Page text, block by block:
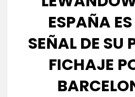
ESPAÑA
SEÑAL DE SU
FICHAJE